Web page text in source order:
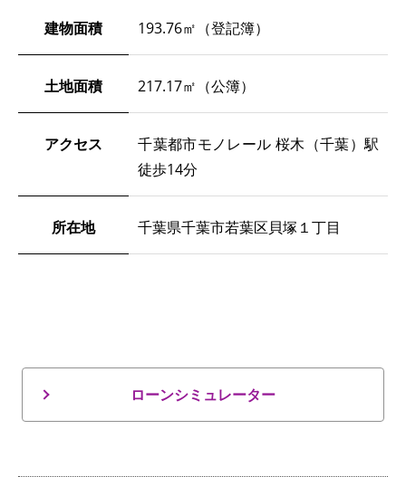
建物面積 193.76㎡（登記簿）
土地面積 217.17㎡（公簿）
アクセス
千葉都市モノレール 桜木（千葉）駅
徒歩14分
所在地 千葉県千葉市若葉区貝塚１丁目
ローンシミュレーター